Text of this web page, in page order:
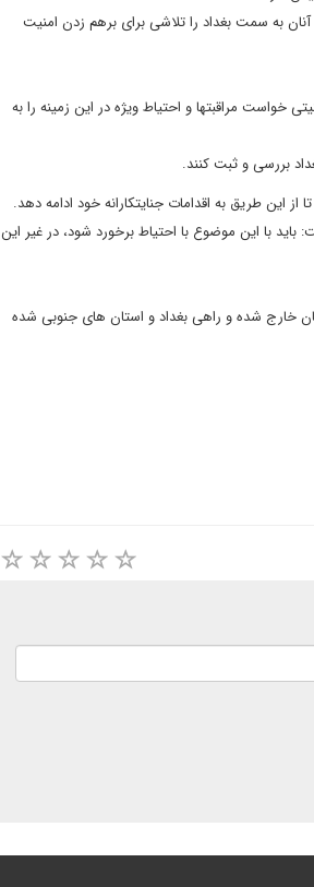
آنان به سمت بغداد را تلاشی برای برهم زدن امنیت
خواست مراقبتها و احتیاط ویژه در این زمینه را به
بررسی و ثبت کنند.
این طریق به اقدامات جنایتکارانه خود ادامه دهد.
با این موضوع با احتیاط برخورد شود، در غیر این
خارج شده و راهی بغداد و استان های جنوبی شده